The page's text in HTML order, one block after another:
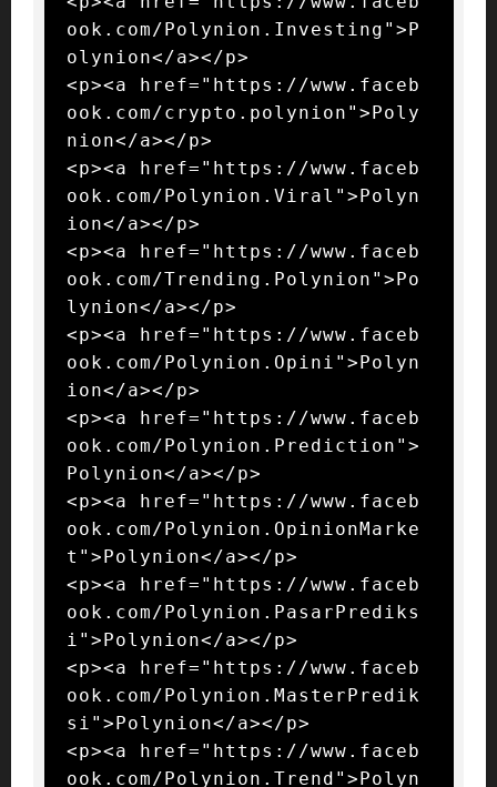
ook.com/Polynion.Investing">P
olynion</a></p>
<p><a href="https://www.faceb
ook.com/crypto.polynion">Poly
nion</a></p>
<p><a href="https://www.faceb
ook.com/Polynion.Viral">Polyn
ion</a></p>
<p><a href="https://www.faceb
ook.com/Trending.Polynion">Po
lynion</a></p>
<p><a href="https://www.faceb
ook.com/Polynion.Opini">Polyn
ion</a></p>
<p><a href="https://www.faceb
ook.com/Polynion.Prediction">
Polynion</a></p>
<p><a href="https://www.faceb
ook.com/Polynion.OpinionMarke
t">Polynion</a></p>
<p><a href="https://www.faceb
ook.com/Polynion.PasarPrediks
i">Polynion</a></p>
<p><a href="https://www.faceb
ook.com/Polynion.MasterPredik
si">Polynion</a></p>
<p><a href="https://www.faceb
ook.com/Polynion.Trend">Polyn